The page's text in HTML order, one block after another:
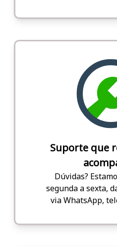
Suporte que
Dúvidas?
segunda a sexta,
via WhatsApp,